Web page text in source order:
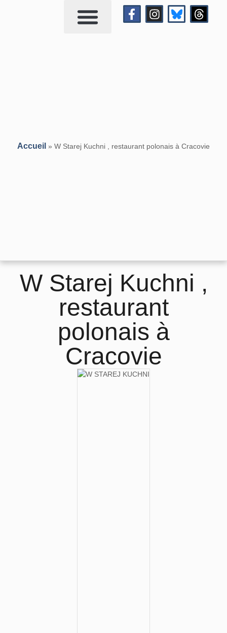
Accueil » W Starej Kuchni , restaurant polonais à Cracovie
W Starej Kuchni ,
restaurant
polonais à
Cracovie